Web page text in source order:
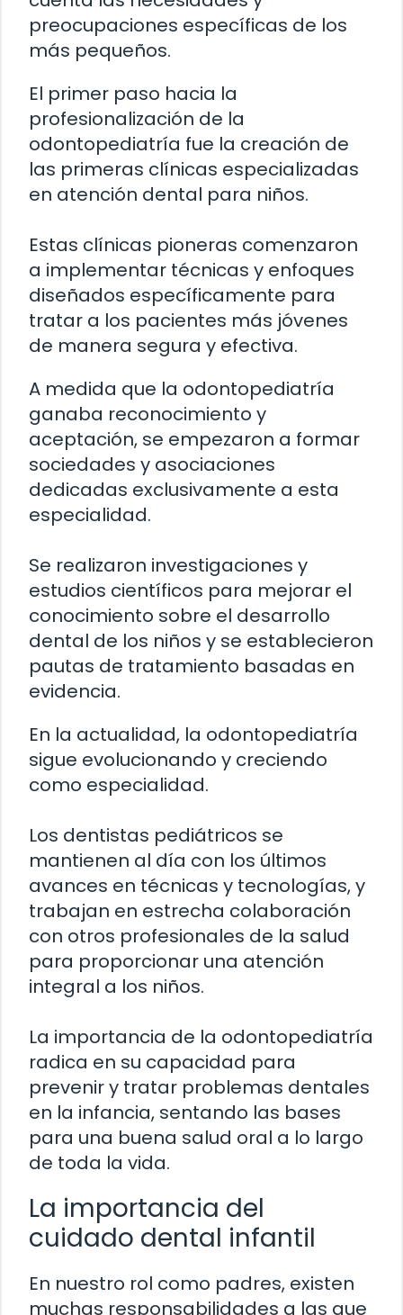
preocupaciones específicas de los
más pequeños.
El primer paso hacia la
profesionalización de la
odontopediatría fue la creación de
las primeras clínicas especializadas
en atención dental para niños.
Estas clínicas pioneras comenzaron
a implementar técnicas y enfoques
diseñados específicamente para
tratar a los pacientes más jóvenes
de manera segura y efectiva.
A medida que la odontopediatría
ganaba reconocimiento y
aceptación, se empezaron a formar
sociedades y asociaciones
dedicadas exclusivamente a esta
especialidad.
Se realizaron investigaciones y
estudios científicos para mejorar el
conocimiento sobre el desarrollo
dental de los niños y se establecieron
pautas de tratamiento basadas en
evidencia.
En la actualidad, la odontopediatría
sigue evolucionando y creciendo
como especialidad.
Los dentistas pediátricos se
mantienen al día con los últimos
avances en técnicas y tecnologías, y
trabajan en estrecha colaboración
con otros profesionales de la salud
para proporcionar una atención
integral a los niños.
La importancia de la odontopediatría
radica en su capacidad para
prevenir y tratar problemas dentales
en la infancia, sentando las bases
para una buena salud oral a lo largo
de toda la vida.
La importancia del
cuidado dental infantil
En nuestro rol como padres, existen
muchas responsabilidades a las que